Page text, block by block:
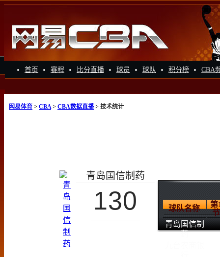
首页 赛程 比分直播 球员 球队 积分榜 CBA
网易体育 > CBA> CBA数据直播> 技术统计
青岛国信制药
130 球队名称
第
节
青岛国信制
药